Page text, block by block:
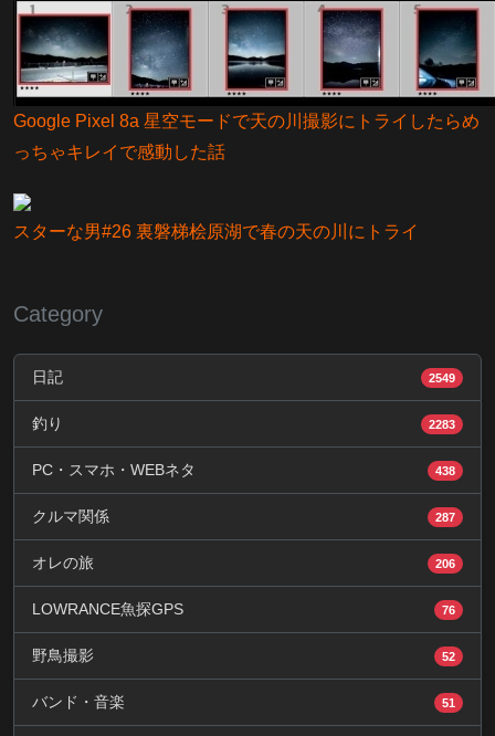
Google Pixel 8a 星空モードで天の川撮影にトライしたらめ
っちゃキレイで感動した話
スターな男#26 裏磐梯桧原湖で春の天の川にトライ
Category
日記 2549
釣り 2283
PC・スマホ・WEBネタ 438
クルマ関係 287
オレの旅 206
LOWRANCE魚探GPS 76
野鳥撮影 52
バンド・音楽 51